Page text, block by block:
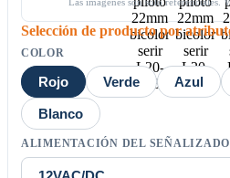
Selección de producto por
COLOR
Rojo Verde Azul
Blanco
ALIMENTACIÓN DEL